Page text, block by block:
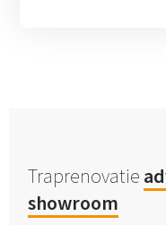
Traprenovatie
showroom